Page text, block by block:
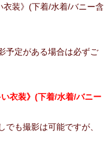
衣装》(下着/水着/バニー含
予定がある場合は必ずご
衣装》(下着/水着/バニー
も撮影は可能ですが、